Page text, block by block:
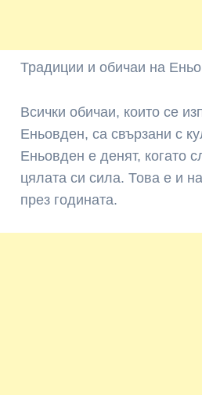
Традиции и обичаи на
Всички обичаи, които се
Еньовден, са свързани с
Еньовден е денят, когато
цялата си сила. Това е и
през годината.